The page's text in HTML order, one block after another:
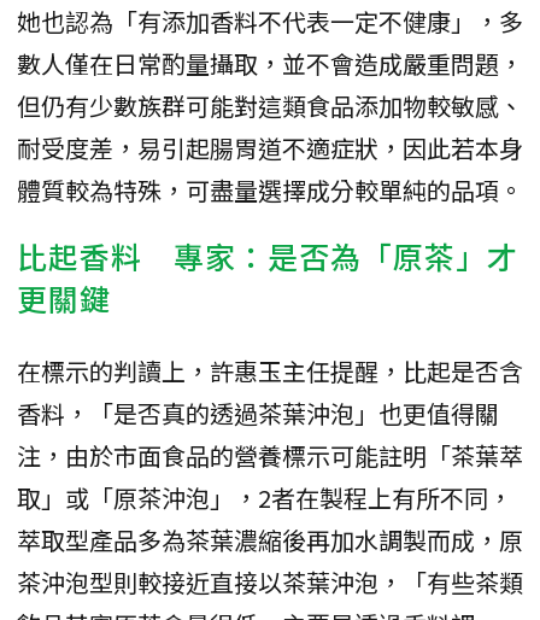
她也認為「有添加香料不代表一定不健康」，多
數人僅在日常酌量攝取，並不會造成嚴重問題，
但仍有少數族群可能對這類食品添加物較敏感、
耐受度差，易引起腸胃道不適症狀，因此若本身
體質較為特殊，可盡量選擇成分較單純的品項。
比起香料 專家：是否為「原茶」才
更關鍵
在標示的判讀上，許惠玉主任提醒，比起是否含
香料，「是否真的透過茶葉沖泡」也更值得關
注，由於市面食品的營養標示可能註明「茶葉萃
取」或「原茶沖泡」，2者在製程上有所不同，
萃取型產品多為茶葉濃縮後再加水調製而成，原
茶沖泡型則較接近直接以茶葉沖泡，「有些茶類